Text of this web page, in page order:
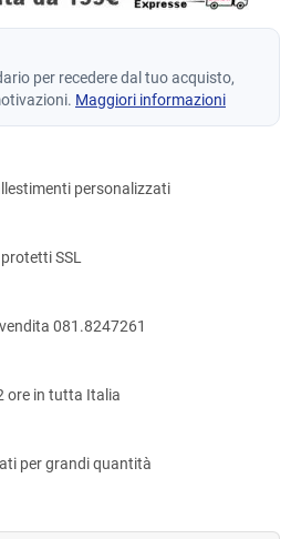
per recedere dal tuo acquisto,
Maggiori informazioni
personalizzati
SSL
081.8247261
ore in tutta Italia
per grandi quantità